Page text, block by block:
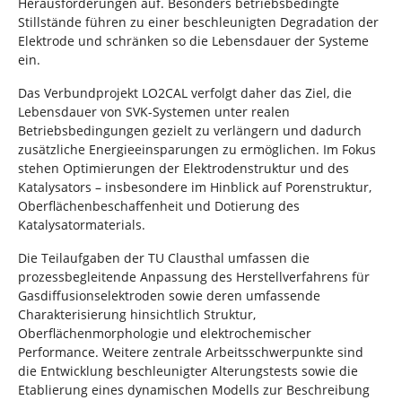
Stillstände führen zu einer beschleunigten Degradation der
Elektrode und schränken so die Lebensdauer der Systeme
ein.
Das Verbundprojekt LO2CAL verfolgt daher das Ziel, die
Lebensdauer von SVK-Systemen unter realen
Betriebsbedingungen gezielt zu verlängern und dadurch
zusätzliche Energieeinsparungen zu ermöglichen. Im Fokus
stehen Optimierungen der Elektrodenstruktur und des
Katalysators – insbesondere im Hinblick auf Porenstruktur,
Oberflächenbeschaffenheit und Dotierung des
Katalysatormaterials.
Die Teilaufgaben der TU Clausthal umfassen die
prozessbegleitende Anpassung des Herstellverfahrens für
Gasdiffusionselektroden sowie deren umfassende
Charakterisierung hinsichtlich Struktur,
Oberflächenmorphologie und elektrochemischer
Performance. Weitere zentrale Arbeitsschwerpunkte sind
die Entwicklung beschleunigter Alterungstests sowie die
Etablierung eines dynamischen Modells zur Beschreibung